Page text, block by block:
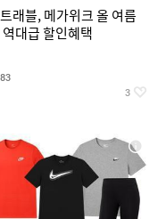
래블, 메가위크 올 여름
대급 할인혜택
3